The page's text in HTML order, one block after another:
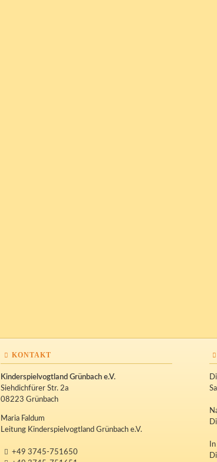
KONTAKT
Kinderspielvogtland Grünbach e.V.
Siehdichfürer Str. 2a
08223 Grünbach
Maria Faldum
Leitung Kinderspielvogtland Grünbach e.V.
+49 3745-751650